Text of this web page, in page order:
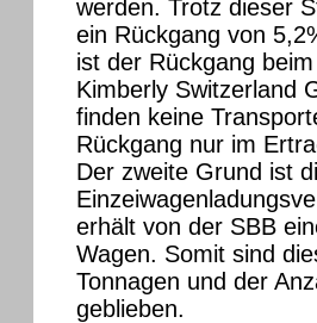
werden. Trotz dieser
ein Rückgang von
ist der Rückgang
Kimberly Switzerland
finden keine
Rückgang nur im
Der zweite Grund ist
erhält von der SBB
Wagen. Somit sind
Tonnagen und der
geblieben.